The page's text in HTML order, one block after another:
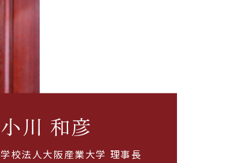
小川 和彦
学校法人大阪産業大学 理事長